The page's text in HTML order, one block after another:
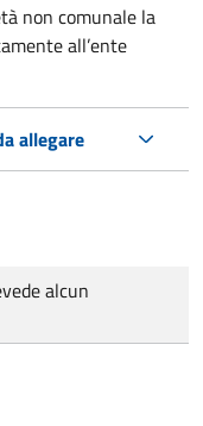
non comunale la
all’ente
allegare
alcun